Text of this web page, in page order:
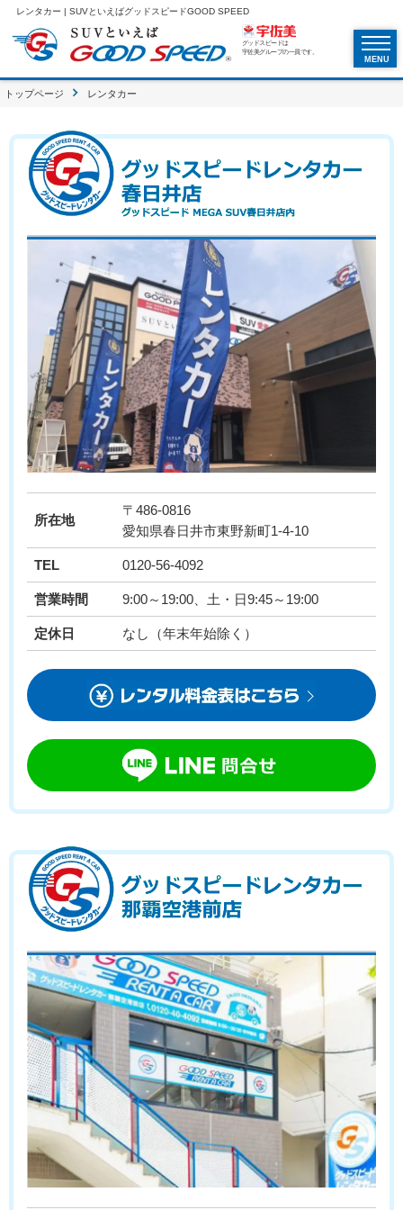
レンタカー | SUVといえばグッドスピードGOOD SPEED
グッドスピードは
宇佐美グループの一員です。
MENU
トップページ レンタカー
所在地
〒486-0816
愛知県春日井市東野新町1-4-10
TEL 0120-56-4092
営業時間 9:00～19:00、土・日9:45～19:00
定休日 なし（年末年始除く）